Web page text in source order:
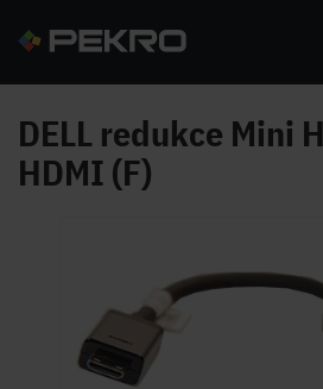
DELL redukce Mini
HDMI (F)